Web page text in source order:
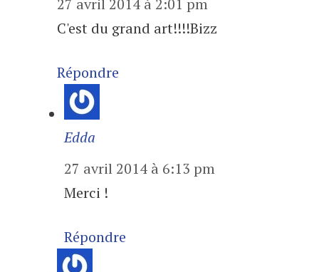
27 avril 2014 à 2:01 pm
C'est du grand art!!!!Bizz
Répondre
Edda
27 avril 2014 à 6:13 pm
Merci !
Répondre